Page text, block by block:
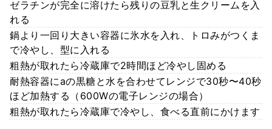
ゼラチンが完全に溶けたら残りの豆乳と生クリームを入
れる
鍋より一回り大きい容器に氷水を入れ、トロみがつくま
で冷やし、型に入れる
粗熱が取れたら冷蔵庫で2時間ほど冷やし固める
耐熱容器にaの黒糖と水を合わせてレンジで30秒〜40秒
ほど加熱する（600Wの電子レンジの場合）
粗熱が取れたら冷蔵庫で冷やし、食べる直前にかけます